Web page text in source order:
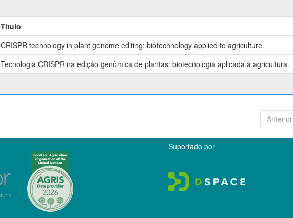
Título
CRISPR technology in plant genome editing: biotechnology applied to agriculture.
Tecnologia CRISPR na edição genômica de plantas: biotecnologia aplicada à agricultura.
Anterior
Suportado por